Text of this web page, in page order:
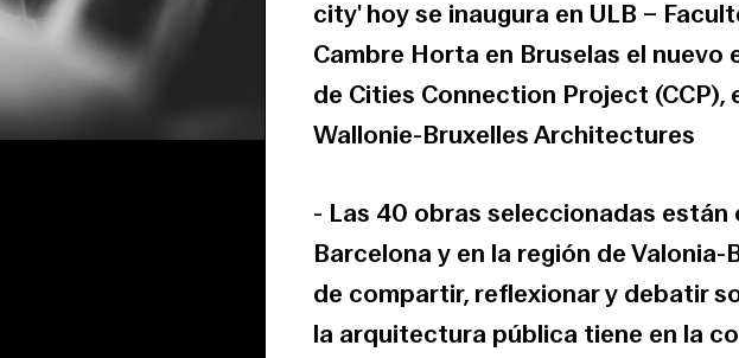
city' hoy se inaugura en ULB –
Cambre Horta en Bruselas el
de Cities Connection Project (CCP),
Wallonie-Bruxelles Architectures
- Las 40 obras seleccionadas están
Barcelona y en la región de
de compartir, reflexionar y debatir
la arquitectura pública tiene en la